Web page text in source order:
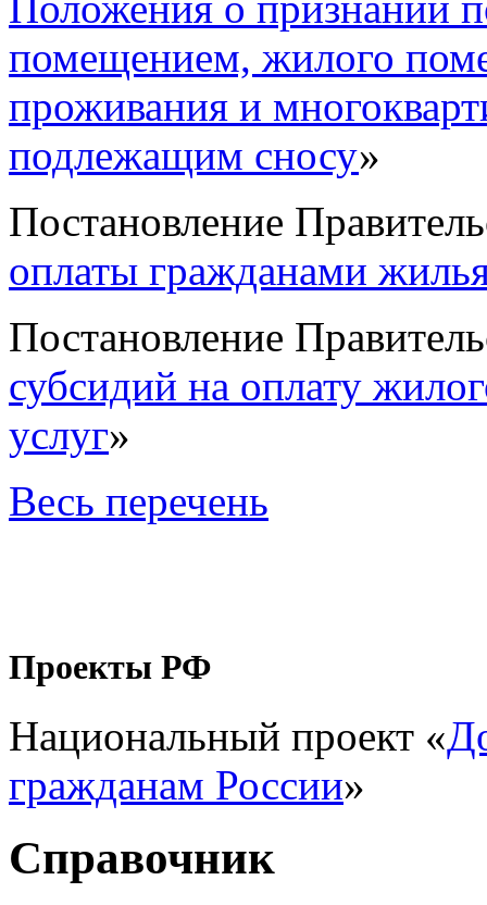
помещением, жилого
проживания и
подлежащим сносу»
Постановление
оплаты гражданами
Постановление
субсидий на оплату
услуг»
Весь перечень
Проекты РФ
Национальный проект «
гражданам России»
Справочник